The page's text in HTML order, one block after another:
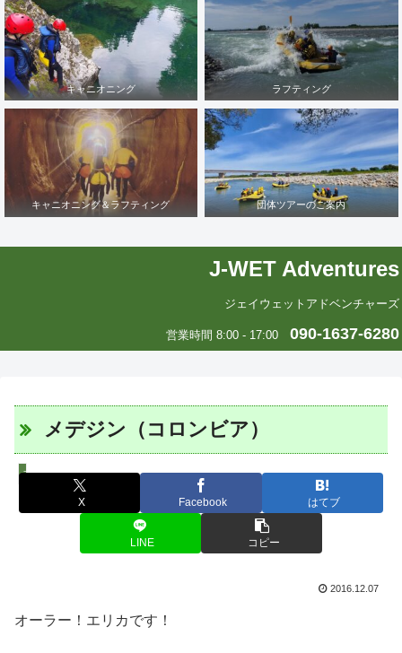
キャニオニング ラフティング
キャニオニング＆ラフティング 団体ツアーのご案内
J-WET Adventures
ジェイウェットアドベンチャーズ
営業時間 8:00 - 17:00 090-1637-6280
メデジン（コロンビア）
エリカの中南米いまむかし
X Facebook はてブ
LINE コピー
2016.12.07
オーラー！エリカです！